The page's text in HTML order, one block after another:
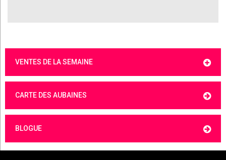
VENTES DE LA SEMAINE
CARTE DES AUBAINES
BLOGUE